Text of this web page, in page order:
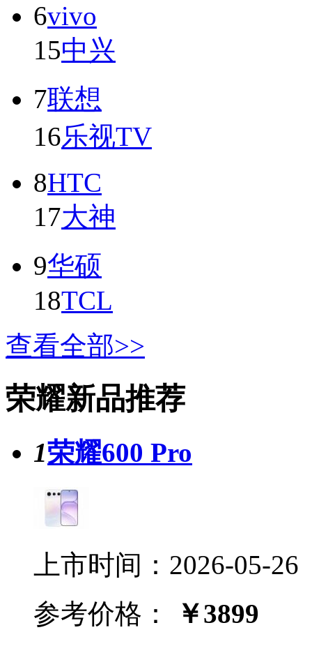
6vivo
15中兴
7联想
16乐视TV
8HTC
17大神
9华硕
18TCL
查看全部>>
荣耀新品推荐
1荣耀600 Pro
上市时间：2026-05-26
参考价格：
￥3899